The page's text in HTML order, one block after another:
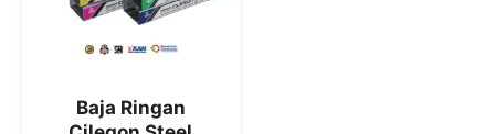
Baja Ringan